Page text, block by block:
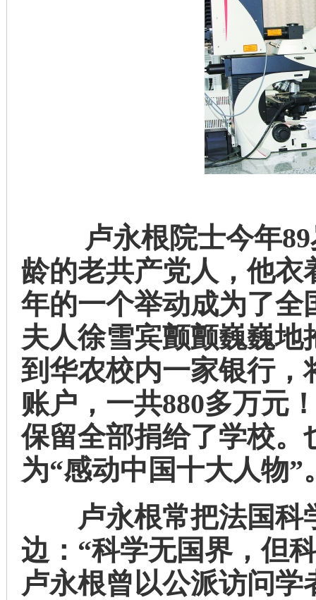
卢永根院士今年89
龄的老共产党人，他衣
年的一个举动成为了全
夫人徐雪宾颤颤巍巍
到华农校内一家银行，
账户，一共880多万元
保留全部捐给了学校。
为“感动中国十大人物”
卢永根常把法国科
边：“科学无国界，但
卢永根曾以公派访问